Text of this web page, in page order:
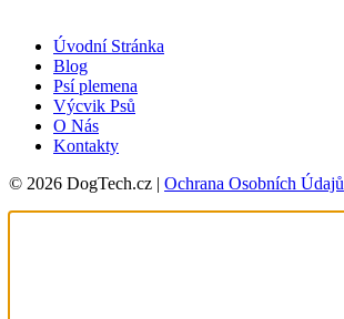
Úvodní Stránka
Blog
Psí plemena
Výcvik Psů
O Nás
Kontakty
© 2026 DogTech.cz | Ochrana Osobních Údajů